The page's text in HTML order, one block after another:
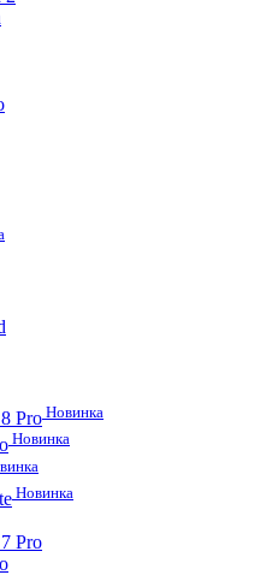
Pro Новинка
Новинка
Новинка
Pro